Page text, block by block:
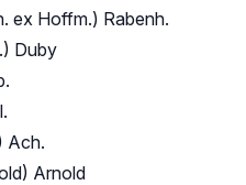
ex Hoffm.) Rabenh.
Duby
Ach.
Arnold